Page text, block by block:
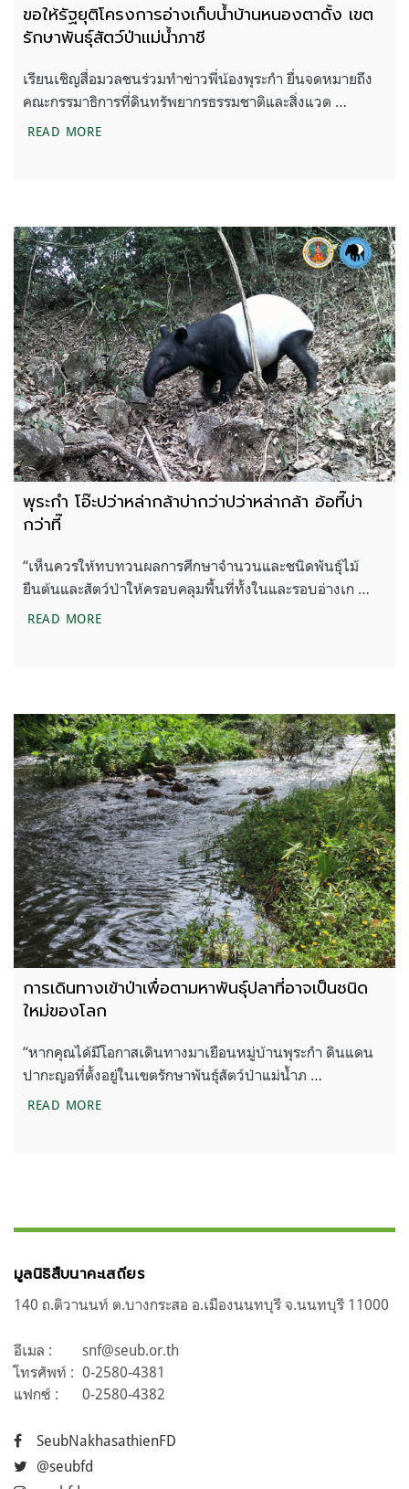
ขอให้รัฐยุติโครงการอ่างเก็บน้ำบ้านหนองตาดั้ง เขต
รักษาพันธุ์สัตว์ป่าแม่น้ำภาชี
เรียนเชิญสื่อมวลชนร่วมทำข่าวพี่น้องพุระกำ ยื่นจดหมายถึง
คณะกรรมาธิการที่ดินทรัพยากรธรรมชาติและสิ่งแวด …
READ MOREขอให้รัฐยุติโครงการอ่างเก็บน้ำบ้านหนองตาดั้ง เขต
พุระกำ โอ๊ะปว่าหล่ากล้าบ่ากว่าปว่าหล่ากล้า อ้อที๊บ่า
กว่าที๊
“เห็นควรให้ทบทวนผลการศึกษาจำนวนและชนิดพันธุ์ไม้
ยืนต้นและสัตว์ป่าให้ครอบคลุมพื้นที่ทั้งในและรอบอ่างเก …
READ MOREพุระกำ โอ๊ะปว่าหล่ากล้าบ่ากว่าปว่าหล่ากล้า อ้อที๊บ่ากว่
การเดินทางเข้าป่าเพื่อตามหาพันธุ์ปลาที่อาจเป็นชนิด
ใหม่ของโลก
“หากคุณได้มีโอกาสเดินทางมาเยือนหมู่บ้านพุระกำ ดินแดน
ปากะญอที่ตั้งอยู่ในเขตรักษาพันธุ์สัตว์ป่าแม่น้ำภ …
READ MOREการเดินทางเข้าป่าเพื่อตามหาพันธุ์ปลาที่อาจเป็นชนิด
มูลนิธิสืบนาคะเสถียร
140 ถ.ติวานนท์ ต.บางกระสอ อ.เมืองนนทบุรี จ.นนทบุรี 11000
อีเมล :
snf@seub.or.th
โทรศัพท์ : 0-2580-4381
แฟกซ์ :
0-2580-4382
SeubNakhasathienFD
@seubfd